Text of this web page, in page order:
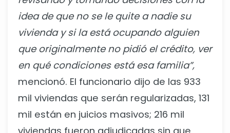
idea de que no se le quite a nadie su
vivienda y si la está ocupando alguien
que originalmente no pidió el crédito, ver
en qué condiciones está esa familia”,
mencionó. El funcionario dijo de las 933
mil viviendas que serán regularizadas, 131
mil están en juicios masivos; 216 mil